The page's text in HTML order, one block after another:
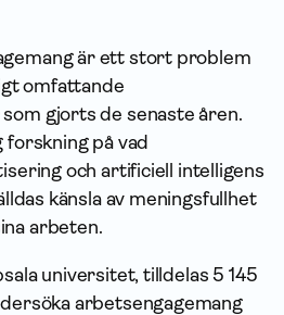
är ett stort problem
omfattande
gjorts de senaste åren.
forskning på vad
och artificiell intelligens
känsla av meningsfullhet
arbeten.
universitet, tilldelas 5 145
arbetsengagemang